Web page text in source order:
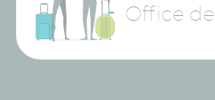
Office de